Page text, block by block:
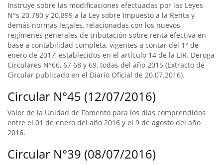
Instruye sobre las modificaciones efectuadas por las Leyes
N°s 20.780 y 20.899 a la Ley sobre Impuesto a la Renta y
demás normas legales, relacionadas con los nuevos
regímenes generales de tributación sobre renta efectiva en
base a contabilidad completa, vigentes a contar del 1° de
enero de 2017, establecidos en el artículo 14 de la LIR. Deroga
Circulares N°66, 67 68 y 69, todas del año 2015 (Extracto de
Circular publicado en el Diario Oficial de 20.07.2016).
Circular N°45 (12/07/2016)
Valor de la Unidad de Fomento para los días comprendidos
entre el 01 de enero del año 2016 y el 9 de agosto del año
2016.
Circular N°39 (08/07/2016)